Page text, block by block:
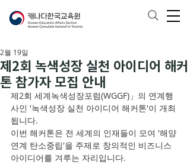
제2회 녹색성장 실천 아이디어 해커
톤 참가자 모집 안내
2월 19일
제2회 세계녹색성장포럼(WGGF)」의 연계행
사인 '녹색성장 실천 아이디어 해커톤'이 개최
됩니다.
이번 해커톤은 전 세계의 인재들이 모여 '해양
연계 탄소중립'을 주제로 창의적인 비즈니스
아이디어를 겨루는 자리입니다.